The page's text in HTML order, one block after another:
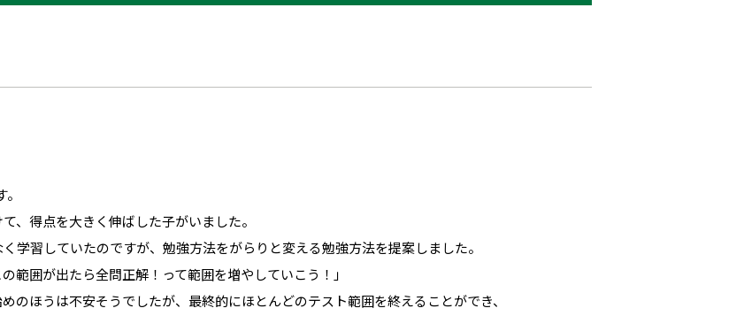
、得点を大きく伸ばした子がいました。
学習していたのですが、勉強方法をがらりと変える勉強方法を提案しました。
範囲が出たら全問正解！って範囲を増やしていこう！」
のほうは不安そうでしたが、最終的にほとんどのテスト範囲を終えることができ、